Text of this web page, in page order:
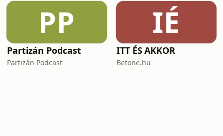
PP
Partizán Podcast
Partizán Podcast
IÉ
ITT ÉS AKKOR
Betone.hu